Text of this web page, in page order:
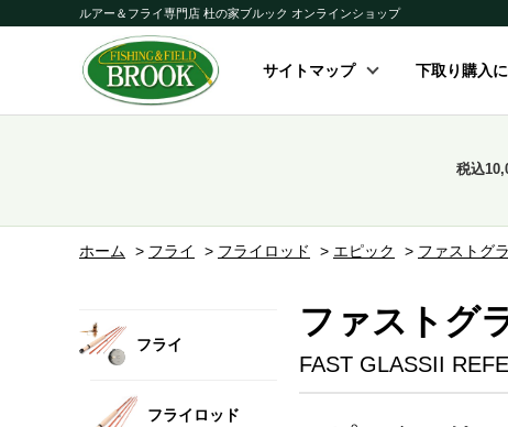
ルアー＆フライ専門店 杜の家ブルック オンラインショップ
サイトマップ 下取り購入
税込
ホーム > フライ > フライロッド > エピック > ファストグ
フライ
フライロッド
ファストグ
FAST GLASSII